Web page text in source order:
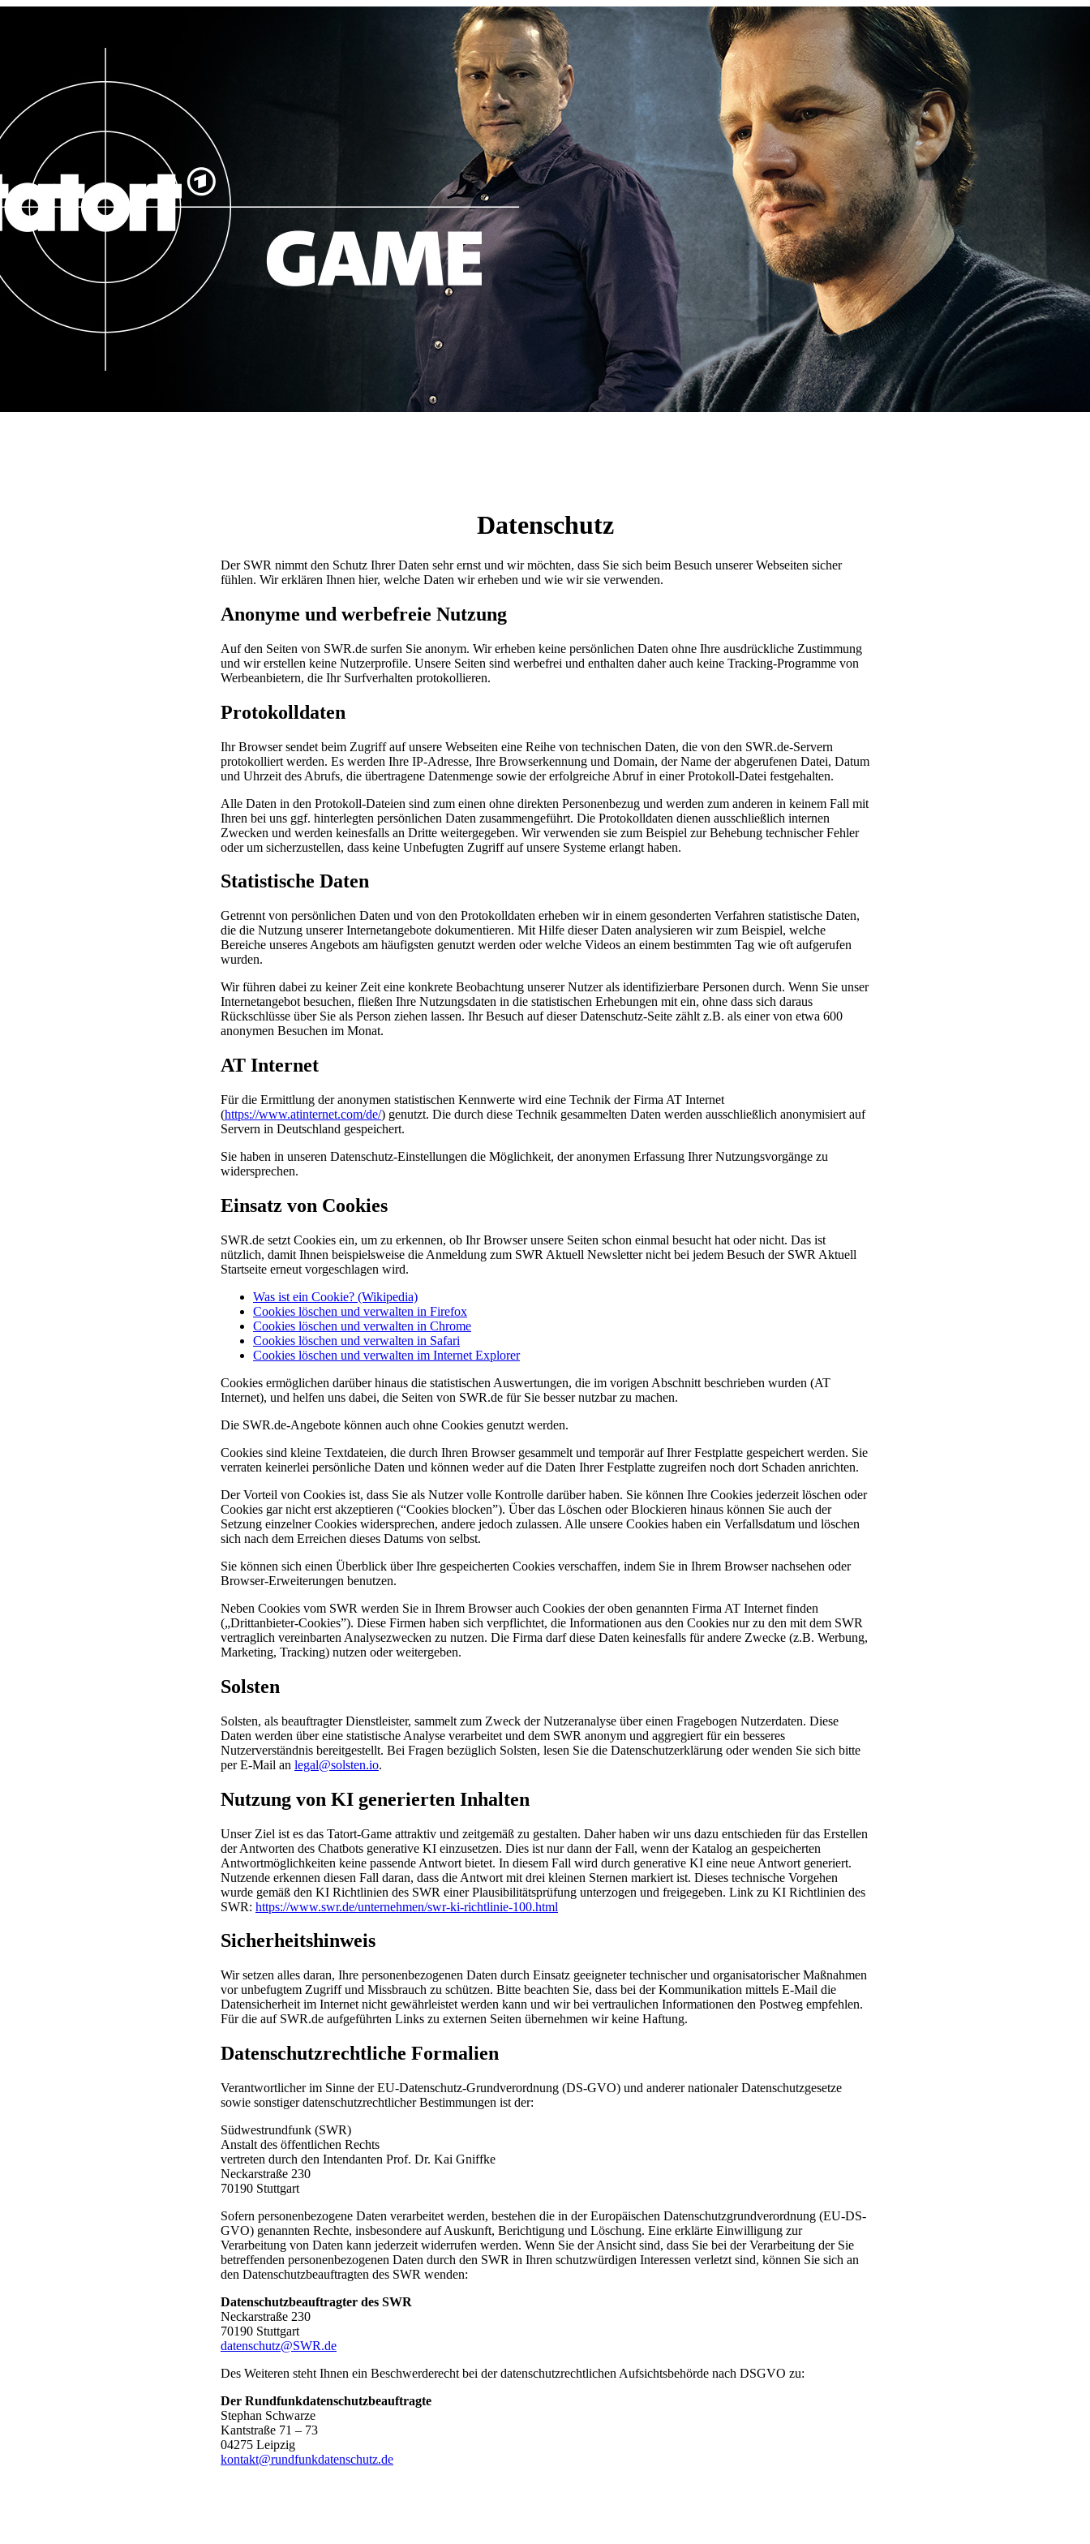
Datenschutz
Der SWR nimmt den Schutz Ihrer Daten sehr ernst und wir möchten, dass Sie sich beim Besuch unserer Webseiten sicher
fühlen. Wir erklären Ihnen hier, welche Daten wir erheben und wie wir sie verwenden.
Anonyme und werbefreie Nutzung
Auf den Seiten von SWR.de surfen Sie anonym. Wir erheben keine persönlichen Daten ohne Ihre ausdrückliche Zustimmung
und wir erstellen keine Nutzerprofile. Unsere Seiten sind werbefrei und enthalten daher auch keine Tracking-Programme von
Werbeanbietern, die Ihr Surfverhalten protokollieren.
Protokolldaten
Ihr Browser sendet beim Zugriff auf unsere Webseiten eine Reihe von technischen Daten, die von den SWR.de-Servern
protokolliert werden. Es werden Ihre IP-Adresse, Ihre Browserkennung und Domain, der Name der abgerufenen Datei, Datum
und Uhrzeit des Abrufs, die übertragene Datenmenge sowie der erfolgreiche Abruf in einer Protokoll-Datei festgehalten.
Alle Daten in den Protokoll-Dateien sind zum einen ohne direkten Personenbezug und werden zum anderen in keinem Fall mit
Ihren bei uns ggf. hinterlegten persönlichen Daten zusammengeführt. Die Protokolldaten dienen ausschließlich internen
Zwecken und werden keinesfalls an Dritte weitergegeben. Wir verwenden sie zum Beispiel zur Behebung technischer Fehler
oder um sicherzustellen, dass keine Unbefugten Zugriff auf unsere Systeme erlangt haben.
Statistische Daten
Getrennt von persönlichen Daten und von den Protokolldaten erheben wir in einem gesonderten Verfahren statistische Daten,
die die Nutzung unserer Internetangebote dokumentieren. Mit Hilfe dieser Daten analysieren wir zum Beispiel, welche
Bereiche unseres Angebots am häufigsten genutzt werden oder welche Videos an einem bestimmten Tag wie oft aufgerufen
wurden.
Wir führen dabei zu keiner Zeit eine konkrete Beobachtung unserer Nutzer als identifizierbare Personen durch. Wenn Sie unser
Internetangebot besuchen, fließen Ihre Nutzungsdaten in die statistischen Erhebungen mit ein, ohne dass sich daraus
Rückschlüsse über Sie als Person ziehen lassen. Ihr Besuch auf dieser Datenschutz-Seite zählt z.B. als einer von etwa 600
anonymen Besuchen im Monat.
AT Internet
Für die Ermittlung der anonymen statistischen Kennwerte wird eine Technik der Firma AT Internet
(https://www.atinternet.com/de/) genutzt. Die durch diese Technik gesammelten Daten werden ausschließlich anonymisiert auf
Servern in Deutschland gespeichert.
Sie haben in unseren Datenschutz-Einstellungen die Möglichkeit, der anonymen Erfassung Ihrer Nutzungsvorgänge zu
widersprechen.
Einsatz von Cookies
SWR.de setzt Cookies ein, um zu erkennen, ob Ihr Browser unsere Seiten schon einmal besucht hat oder nicht. Das ist
nützlich, damit Ihnen beispielsweise die Anmeldung zum SWR Aktuell Newsletter nicht bei jedem Besuch der SWR Aktuell
Startseite erneut vorgeschlagen wird.
Was ist ein Cookie? (Wikipedia)
Cookies löschen und verwalten in Firefox
Cookies löschen und verwalten in Chrome
Cookies löschen und verwalten in Safari
Cookies löschen und verwalten im Internet Explorer
Cookies ermöglichen darüber hinaus die statistischen Auswertungen, die im vorigen Abschnitt beschrieben wurden (AT
Internet), und helfen uns dabei, die Seiten von SWR.de für Sie besser nutzbar zu machen.
Die SWR.de-Angebote können auch ohne Cookies genutzt werden.
Cookies sind kleine Textdateien, die durch Ihren Browser gesammelt und temporär auf Ihrer Festplatte gespeichert werden. Sie
verraten keinerlei persönliche Daten und können weder auf die Daten Ihrer Festplatte zugreifen noch dort Schaden anrichten.
Der Vorteil von Cookies ist, dass Sie als Nutzer volle Kontrolle darüber haben. Sie können Ihre Cookies jederzeit löschen oder
Cookies gar nicht erst akzeptieren (“Cookies blocken”). Über das Löschen oder Blockieren hinaus können Sie auch der
Setzung einzelner Cookies widersprechen, andere jedoch zulassen. Alle unsere Cookies haben ein Verfallsdatum und löschen
sich nach dem Erreichen dieses Datums von selbst.
Sie können sich einen Überblick über Ihre gespeicherten Cookies verschaffen, indem Sie in Ihrem Browser nachsehen oder
Browser-Erweiterungen benutzen.
Neben Cookies vom SWR werden Sie in Ihrem Browser auch Cookies der oben genannten Firma AT Internet finden
(„Drittanbieter-Cookies”). Diese Firmen haben sich verpflichtet, die Informationen aus den Cookies nur zu den mit dem SWR
vertraglich vereinbarten Analysezwecken zu nutzen. Die Firma darf diese Daten keinesfalls für andere Zwecke (z.B. Werbung,
Marketing, Tracking) nutzen oder weitergeben.
Solsten
Solsten, als beauftragter Dienstleister, sammelt zum Zweck der Nutzeranalyse über einen Fragebogen Nutzerdaten. Diese
Daten werden über eine statistische Analyse verarbeitet und dem SWR anonym und aggregiert für ein besseres
Nutzerverständnis bereitgestellt. Bei Fragen bezüglich Solsten, lesen Sie die Datenschutzerklärung oder wenden Sie sich bitte
per E-Mail an legal@solsten.io.
Nutzung von KI generierten Inhalten
Unser Ziel ist es das Tatort-Game attraktiv und zeitgemäß zu gestalten. Daher haben wir uns dazu entschieden für das Erstellen
der Antworten des Chatbots generative KI einzusetzen. Dies ist nur dann der Fall, wenn der Katalog an gespeicherten
Antwortmöglichkeiten keine passende Antwort bietet. In diesem Fall wird durch generative KI eine neue Antwort generiert.
Nutzende erkennen diesen Fall daran, dass die Antwort mit drei kleinen Sternen markiert ist. Dieses technische Vorgehen
wurde gemäß den KI Richtlinien des SWR einer Plausibilitätsprüfung unterzogen und freigegeben. Link zu KI Richtlinien des
SWR: https://www.swr.de/unternehmen/swr-ki-richtlinie-100.html
Sicherheitshinweis
Wir setzen alles daran, Ihre personenbezogenen Daten durch Einsatz geeigneter technischer und organisatorischer Maßnahmen
vor unbefugtem Zugriff und Missbrauch zu schützen. Bitte beachten Sie, dass bei der Kommunikation mittels E-Mail die
Datensicherheit im Internet nicht gewährleistet werden kann und wir bei vertraulichen Informationen den Postweg empfehlen.
Für die auf SWR.de aufgeführten Links zu externen Seiten übernehmen wir keine Haftung.
Datenschutzrechtliche Formalien
Verantwortlicher im Sinne der EU-Datenschutz-Grundverordnung (DS-GVO) und anderer nationaler Datenschutzgesetze
sowie sonstiger datenschutzrechtlicher Bestimmungen ist der:
Südwestrundfunk (SWR)
Anstalt des öffentlichen Rechts
vertreten durch den Intendanten Prof. Dr. Kai Gniffke
Neckarstraße 230
70190 Stuttgart
Sofern personenbezogene Daten verarbeitet werden, bestehen die in der Europäischen Datenschutzgrundverordnung (EU-DS-
GVO) genannten Rechte, insbesondere auf Auskunft, Berichtigung und Löschung. Eine erklärte Einwilligung zur
Verarbeitung von Daten kann jederzeit widerrufen werden. Wenn Sie der Ansicht sind, dass Sie bei der Verarbeitung der Sie
betreffenden personenbezogenen Daten durch den SWR in Ihren schutzwürdigen Interessen verletzt sind, können Sie sich an
den Datenschutzbeauftragten des SWR wenden:
Datenschutzbeauftragter des SWR
Neckarstraße 230
70190 Stuttgart
datenschutz@SWR.de
Des Weiteren steht Ihnen ein Beschwerderecht bei der datenschutzrechtlichen Aufsichtsbehörde nach DSGVO zu:
Der Rundfunkdatenschutzbeauftragte
Stephan Schwarze
Kantstraße 71 – 73
04275 Leipzig
kontakt@rundfunkdatenschutz.de